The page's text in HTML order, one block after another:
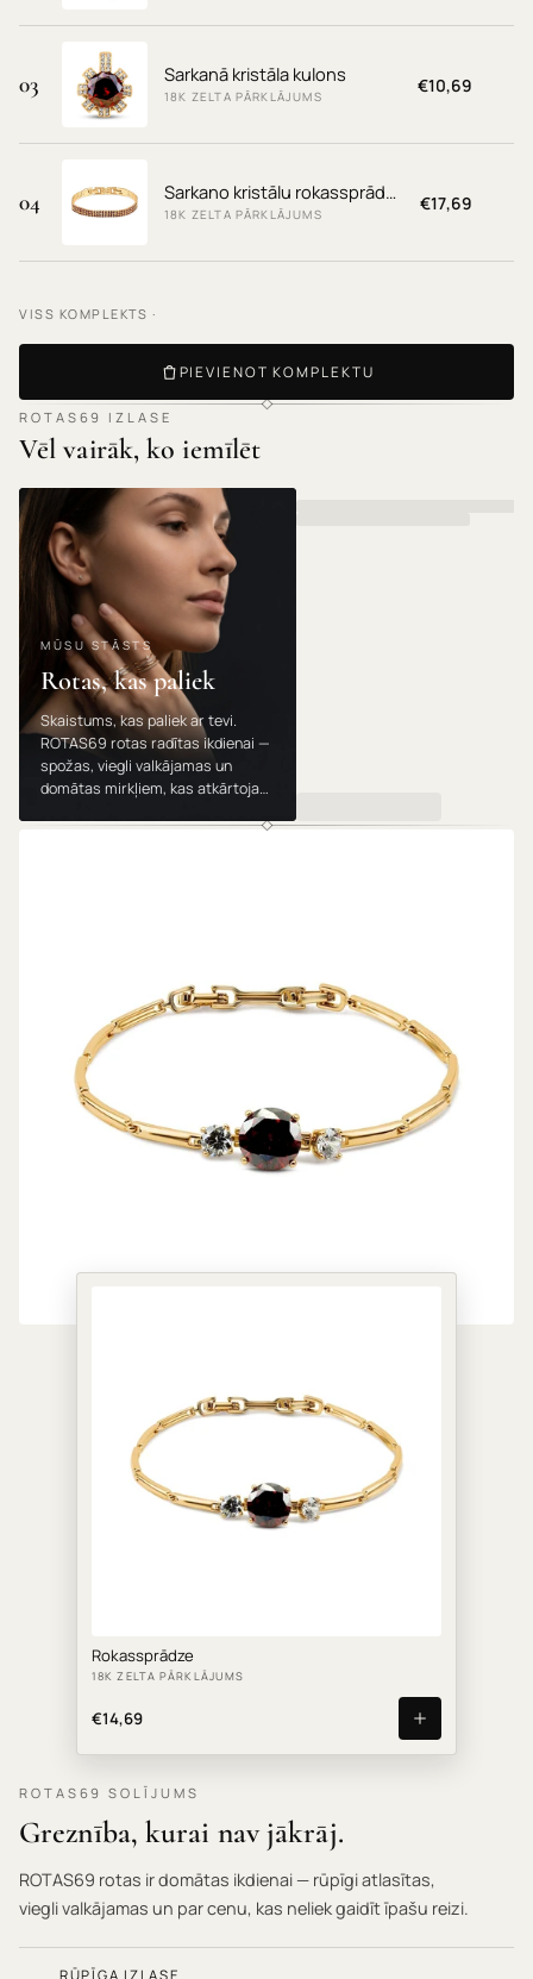
03 Sarkanā kristāla kulons
18K ZELTA PĀRKLĀJUMS
€10,69
04 Sarkano kristālu rokassprādze
18K ZELTA PĀRKLĀJUMS
€17,69
VISS KOMPLEKTS ·
PIEVIENOT KOMPLEKTU
ROTAS69 IZLASE
Vēl vairāk, ko iemīlēt
MŪSU STĀSTS
Rotas, kas paliek
Skaistums, kas paliek ar tevi.
ROTAS69 rotas radītas ikdienai —
spožas, viegli valkājamas un
domātas mirkļiem, kas atkārtojas.
Rokassprādze
18K ZELTA PĀRKLĀJUMS
€14,69
ROTAS69 SOLĪJUMS
Greznība, kurai nav jākrāj.
ROTAS69 rotas ir domātas ikdienai — rūpīgi atlasītas,
viegli valkājamas un par cenu, kas neliek gaidīt īpašu reizi.
RŪPĪGA IZLASE